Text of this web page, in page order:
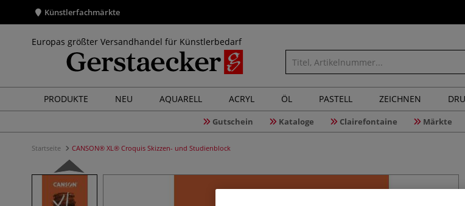
Künstlerfachmärkte
Europas größter Versandhandel für Künstlerbedarf
PRODUKTE NEU AQUARELL ACRYL ÖL PASTELL ZEICHNEN
Gutschein Kataloge Clairefontaine Märkte
Startseite CANSON® XL® Croquis Skizzen- und Studienblock